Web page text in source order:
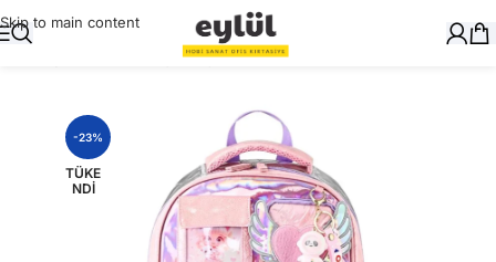
Skip to main content
Okul Gereçleri/Çanta
-23%
TÜKE
NDI